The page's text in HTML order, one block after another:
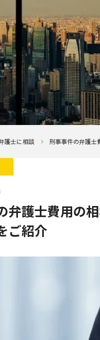
護士に相談 刑事事件の弁護士
弁護士費用の
ご紹介